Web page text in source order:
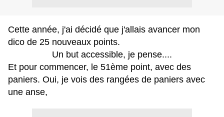
Cette année, j'ai décidé que j'allais avancer mon
dico de 25 nouveaux points.
Un but accessible, je pense....
Et pour commencer, l e 51ème point, avec des
paniers. Oui, je vois des rangées de paniers avec
une anse,